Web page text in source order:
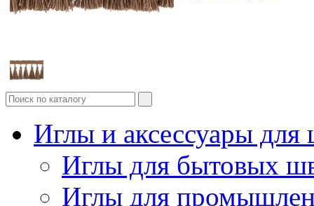
Иглы и аксессуары
Иглы для бытовых
Иглы для